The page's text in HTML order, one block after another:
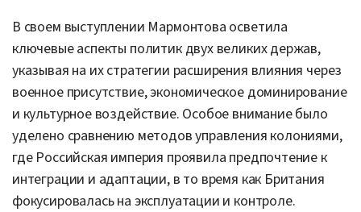
В своем выступлении Мармонтова осветила
ключевые аспекты политик двух великих держав,
указывая на их стратегии расширения влияния через
военное присутствие, экономическое доминирование
и культурное воздействие. Особое внимание было
уделено сравнению методов управления колониями,
где Российская империя проявила предпочтение к
интеграции и адаптации, в то время как Британия
фокусировалась на эксплуатации и контроле.